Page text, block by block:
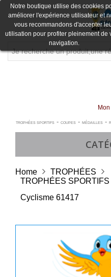
TROPHÉES SPORTIFS- COUPES- MÉDAILLES-
Notre boutique utilise des cookies
améliorer l'expérience utilisateur et
vous recommandons d'accepter
utilisation pour profiter pleinement de
navigation.
Home
TROPHÉES
TROPHÉES
Cyclisme 61417